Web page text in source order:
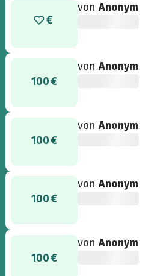
vonAnonym
100 €
vonAnonym
100 €
vonAnonym
100 €
vonAnonym
100 €
vonAnonym